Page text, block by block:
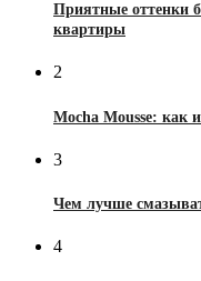
Приятные оттенки
квартиры
2
Mocha Mousse: как
3
Чем лучше
4